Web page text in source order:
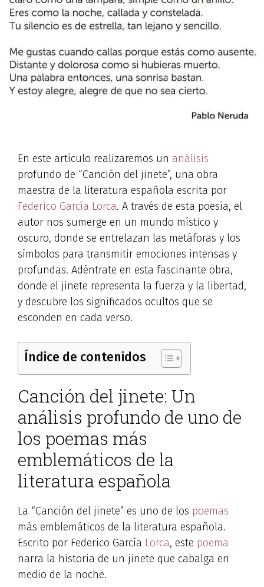
En este artículo realizaremos un análisis
profundo de “Canción del jinete”, una obra
maestra de la literatura española escrita por
Federico García Lorca. A través de esta poesía, el
autor nos sumerge en un mundo místico y
oscuro, donde se entrelazan las metáforas y los
símbolos para transmitir emociones intensas y
profundas. Adéntrate en esta fascinante obra,
donde el jinete representa la fuerza y la libertad,
y descubre los significados ocultos que se
esconden en cada verso.
Índice de contenidos
Canción del jinete: Un
análisis profundo de uno de
los poemas más
emblemáticos de la
literatura española
La “Canción del jinete” es uno de los poemas
más emblemáticos de la literatura española.
Escrito por Federico García Lorca, este poema
narra la historia de un jinete que cabalga en
medio de la noche.